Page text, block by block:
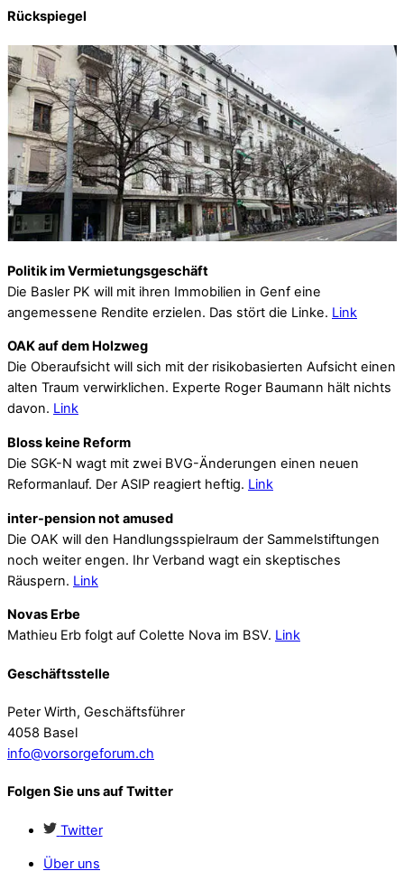
Rückspiegel
Politik im Vermietungsgeschäft
Die Basler PK will mit ihren Immobilien in Genf eine
angemessene Rendite erzielen. Das stört die Linke. Link
OAK auf dem Holzweg
Die Oberaufsicht will sich mit der risikobasierten Aufsicht einen
alten Traum verwirklichen. Experte Roger Baumann hält nichts
davon. Link
Bloss keine Reform
Die SGK-N wagt mit zwei BVG-Änderungen einen neuen
Reformanlauf. Der ASIP reagiert heftig. Link
inter-pension not amused
Die OAK will den Handlungsspielraum der Sammelstiftungen
noch weiter engen. Ihr Verband wagt ein skeptisches
Räuspern. Link
Novas Erbe
Mathieu Erb folgt auf Colette Nova im BSV. Link
Geschäftsstelle
Peter Wirth, Geschäftsführer
4058 Basel
info@vorsorgeforum.ch
Folgen Sie uns auf Twitter
Twitter
Über uns